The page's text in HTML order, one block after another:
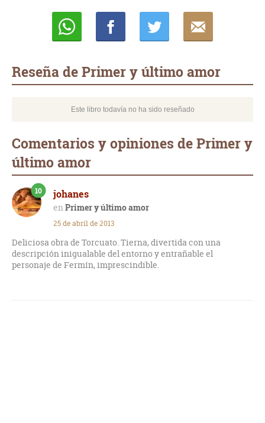
Reseña de Primer y último amor
Este libro todavía no ha sido reseñado
Comentarios y opiniones de Primer y
último amor
johanes
Primer y último amor
10
25 de abril de 2013
Deliciosa obra de Torcuato. Tierna, divertida con una
descripción inigualable del entorno y entrañable el
personaje de Fermín, imprescindible.